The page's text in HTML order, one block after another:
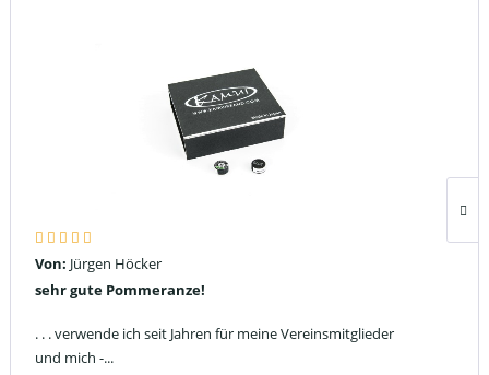
Von: Jürgen Höcker
sehr gute Pommeranze!
. . . verwende ich seit Jahren für meine Vereinsmitglieder
und mich -...